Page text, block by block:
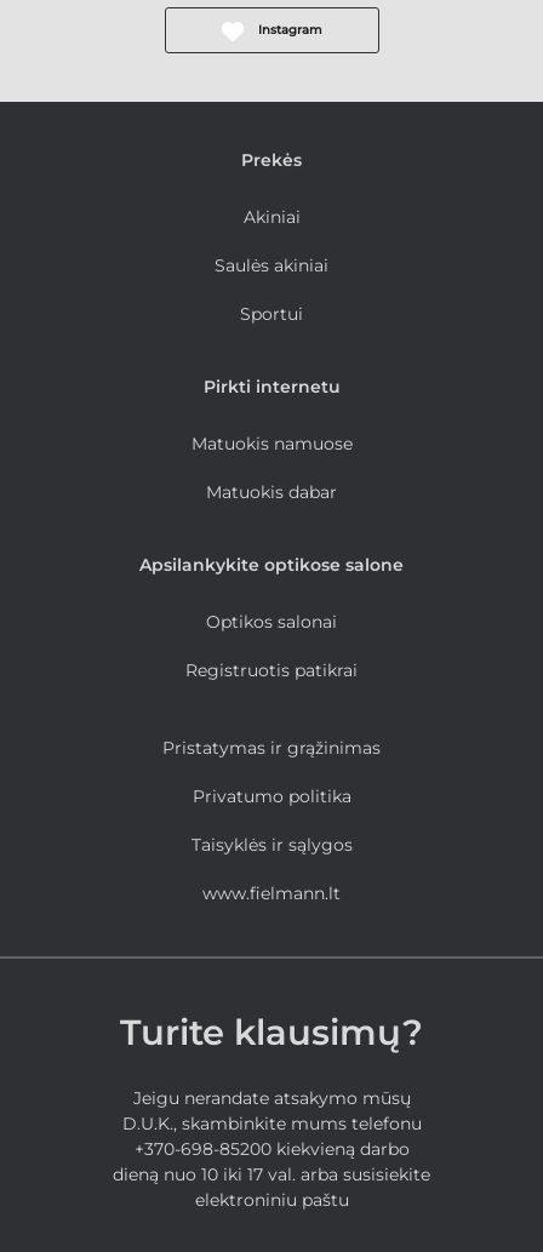
Instagram
Prekės
Akiniai
Saulės akiniai
Sportui
Pirkti internetu
Matuokis namuose
Matuokis dabar
Apsilankykite optikose salone
Optikos salonai
Registruotis patikrai
Pristatymas ir grąžinimas
Privatumo politika
Taisyklės ir sąlygos
www.fielmann.lt
Turite klausimų?
Jeigu nerandate atsakymo mūsų
D.U.K., skambinkite mums telefonu
+370-698-85200 kiekvieną darbo
dieną nuo 10 iki 17 val. arba susisiekite
elektroniniu paštu